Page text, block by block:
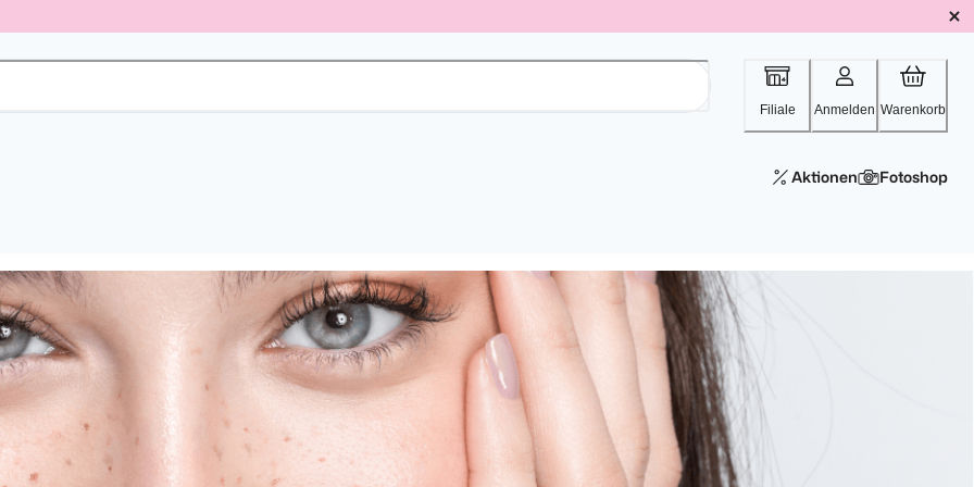
Filiale Anmelden Warenkorb
Aktionen Fotoshop